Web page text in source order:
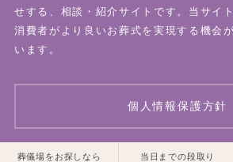
一覧はこちら
一覧はこちら
葬儀場をお探しなら 当日までの段取り
せする、相談・紹介サイトです。当サイ
消費者がより良いお葬式を実現する機会
います。
個人情報保護方針
© 2026 葬儀のデスク All Rights